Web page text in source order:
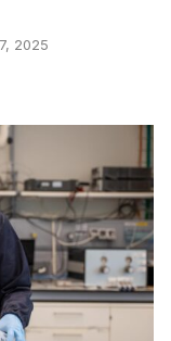
2025